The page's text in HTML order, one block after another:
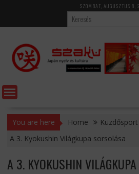
content
SZOMBAT, AUGUSZTUS 8,
You are here Home
Küzdősport
A 3. Kyokushin Világkupa sorsolása
A 3. KYOKUSHIN